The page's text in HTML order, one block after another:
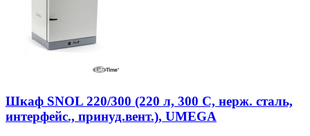
Шкаф SNOL 220/300 (220 л, 300 С, нерж. сталь,
интерфейс., принуд.вент.), UMEGA